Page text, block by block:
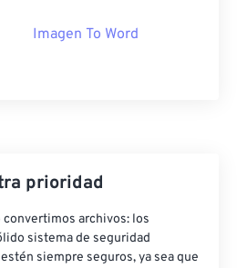
Imagen To Word
prioridad
convertimos archivos: los
sistema de seguridad
siempre seguros, ya sea que